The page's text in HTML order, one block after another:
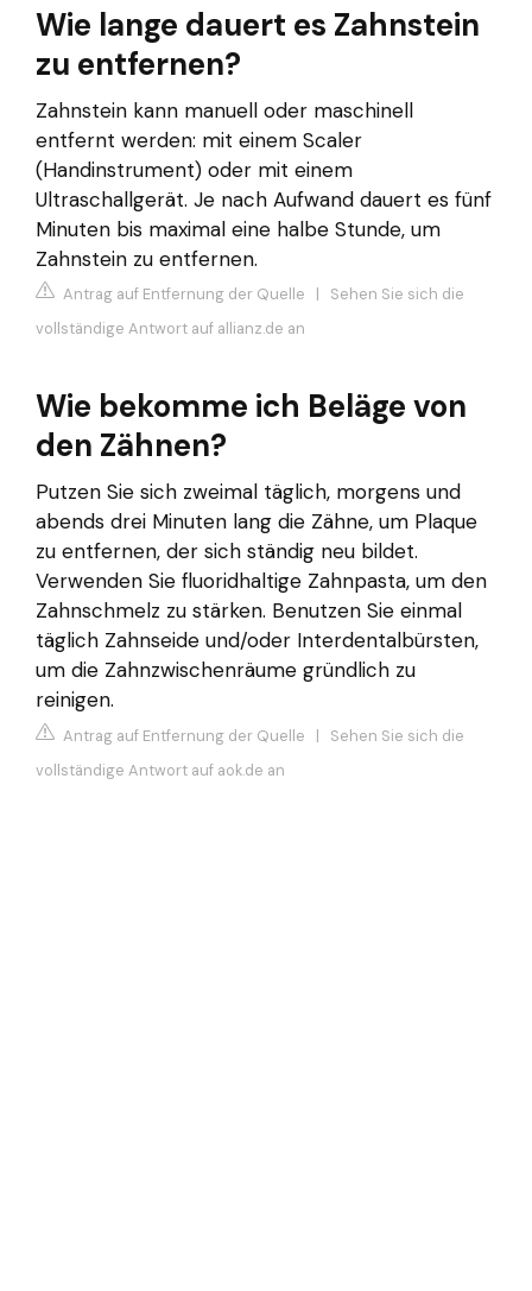
Wie lange dauert es Zahnstein
zu entfernen?
Zahnstein kann manuell oder maschinell
entfernt werden: mit einem Scaler
(Handinstrument) oder mit einem
Ultraschallgerät. Je nach Aufwand dauert es fünf
Minuten bis maximal eine halbe Stunde, um
Zahnstein zu entfernen.
Antrag auf Entfernung der Quelle | Sehen Sie sich die
vollständige Antwort auf allianz.de an
Wie bekomme ich Beläge von
den Zähnen?
Putzen Sie sich zweimal täglich, morgens und
abends drei Minuten lang die Zähne, um Plaque
zu entfernen, der sich ständig neu bildet.
Verwenden Sie fluoridhaltige Zahnpasta, um den
Zahnschmelz zu stärken. Benutzen Sie einmal
täglich Zahnseide und/oder Interdentalbürsten,
um die Zahnzwischenräume gründlich zu
reinigen.
Antrag auf Entfernung der Quelle | Sehen Sie sich die
vollständige Antwort auf aok.de an